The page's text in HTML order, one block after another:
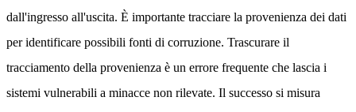
dall'ingresso all'uscita. È importante tracciare la provenienza dei dati
per identificare possibili fonti di corruzione. Trascurare il
tracciamento della provenienza è un errore frequente che lascia i
sistemi vulnerabili a minacce non rilevate. Il successo si misura